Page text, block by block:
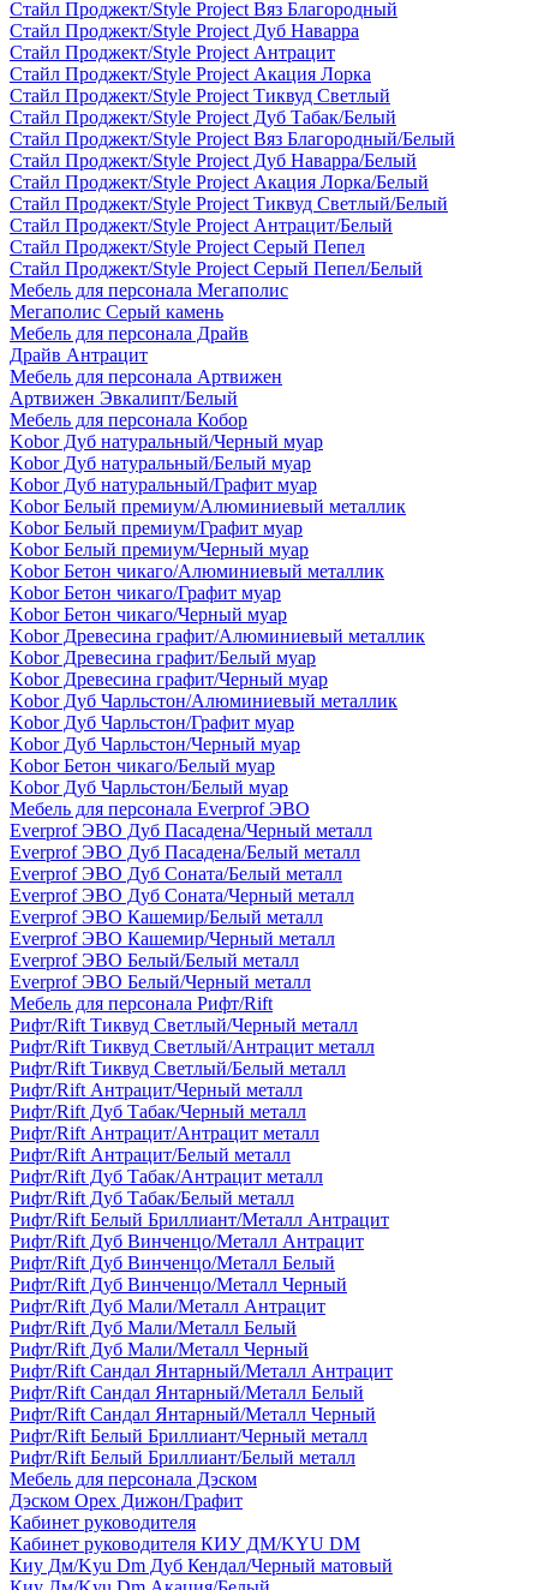
Стайл Проджект/Style Project Вяз Благородный
Стайл Проджект/Style Project Дуб Наварра
Стайл Проджект/Style Project Антрацит
Стайл Проджект/Style Project Акация Лорка
Стайл Проджект/Style Project Тиквуд Светлый
Стайл Проджект/Style Project Дуб Табак/Белый
Стайл Проджект/Style Project Вяз Благородный/Белый
Стайл Проджект/Style Project Дуб Наварра/Белый
Стайл Проджект/Style Project Акация Лорка/Белый
Стайл Проджект/Style Project Тиквуд Светлый/Белый
Стайл Проджект/Style Project Антрацит/Белый
Стайл Проджект/Style Project Серый Пепел
Стайл Проджект/Style Project Серый Пепел/Белый
Мебель для персонала Мегаполис
Мегаполис Серый камень
Мебель для персонала Драйв
Драйв Антрацит
Мебель для персонала Артвижен
Артвижен Эвкалипт/Белый
Мебель для персонала Кобор
Kobor Дуб натуральный/Черный муар
Kobor Дуб натуральный/Белый муар
Kobor Дуб натуральный/Графит муар
Kobor Белый премиум/Алюминиевый металлик
Kobor Белый премиум/Графит муар
Kobor Белый премиум/Черный муар
Kobor Бетон чикаго/Алюминиевый металлик
Kobor Бетон чикаго/Графит муар
Kobor Бетон чикаго/Черный муар
Kobor Древесина графит/Алюминиевый металлик
Kobor Древесина графит/Белый муар
Kobor Древесина графит/Черный муар
Kobor Дуб Чарльстон/Алюминиевый металлик
Kobor Дуб Чарльстон/Графит муар
Kobor Дуб Чарльстон/Черный муар
Kobor Бетон чикаго/Белый муар
Kobor Дуб Чарльстон/Белый муар
Мебель для персонала Everprof ЭВО
Everprof ЭВО Дуб Пасадена/Черный металл
Everprof ЭВО Дуб Пасадена/Белый металл
Everprof ЭВО Дуб Соната/Белый металл
Everprof ЭВО Дуб Соната/Черный металл
Everprof ЭВО Кашемир/Белый металл
Everprof ЭВО Кашемир/Черный металл
Everprof ЭВО Белый/Белый металл
Everprof ЭВО Белый/Черный металл
Мебель для персонала Рифт/Rift
Рифт/Rift Тиквуд Светлый/Черный металл
Рифт/Rift Тиквуд Светлый/Антрацит металл
Рифт/Rift Тиквуд Светлый/Белый металл
Рифт/Rift Антрацит/Черный металл
Рифт/Rift Дуб Табак/Черный металл
Рифт/Rift Антрацит/Антрацит металл
Рифт/Rift Антрацит/Белый металл
Рифт/Rift Дуб Табак/Антрацит металл
Рифт/Rift Дуб Табак/Белый металл
Рифт/Rift Белый Бриллиант/Металл Антрацит
Рифт/Rift Дуб Винченцо/Металл Антрацит
Рифт/Rift Дуб Винченцо/Металл Белый
Рифт/Rift Дуб Винченцо/Металл Черный
Рифт/Rift Дуб Мали/Металл Антрацит
Рифт/Rift Дуб Мали/Металл Белый
Рифт/Rift Дуб Мали/Металл Черный
Рифт/Rift Сандал Янтарный/Металл Антрацит
Рифт/Rift Сандал Янтарный/Металл Белый
Рифт/Rift Сандал Янтарный/Металл Черный
Рифт/Rift Белый Бриллиант/Черный металл
Рифт/Rift Белый Бриллиант/Белый металл
Мебель для персонала Дэском
Дэском Орех Дижон/Графит
Кабинет руководителя
Кабинет руководителя КИУ ДМ/KYU DM
Киу Дм/Kyu Dm Дуб Кендал/Черный матовый